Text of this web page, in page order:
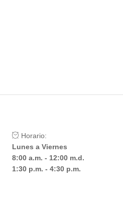
Horario:
Lunes a Viernes
8:00 a.m. - 12:00 m.d.
1:30 p.m. - 4:30 p.m.